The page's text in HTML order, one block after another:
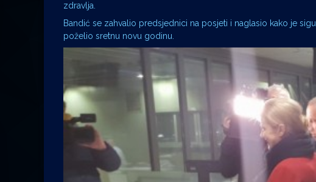
zdravlja.
Bandić se zahvalio predsjednici na posjeti i naglasio kako je
poželio sretnu novu godinu.